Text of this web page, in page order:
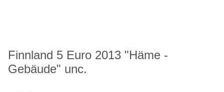
Finnland 5 Euro 2013 "Häme -
Gebäude" unc.